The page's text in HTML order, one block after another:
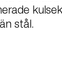
stål.